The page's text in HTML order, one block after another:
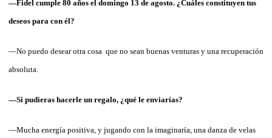
—Fidel cumple 80 años el domingo 13 de agosto. ¿Cuáles constituyen tus
deseos para con él?
—No puedo desear otra cosa que no sean buenas venturas y una recuperación
absoluta.
—Si pudieras hacerle un regalo, ¿qué le enviarías?
—Mucha energía positiva, y jugando con la imaginaría, una danza de velas